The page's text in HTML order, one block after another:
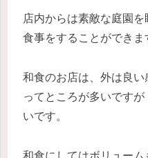
店内からは素敵な庭園
食事をすることができま
和食のお店は、外は良
ってところが多いです
いです。
和食にしてはボリューム